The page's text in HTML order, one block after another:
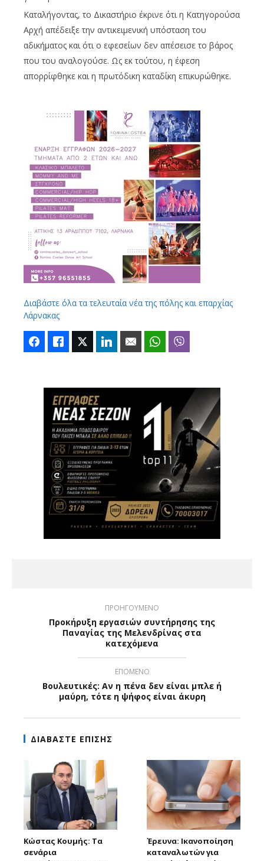
Καταλήγοντας, το Δικαστήριο έκρινε ότι η Κατηγορούσα
Αρχή απέδειξε την αντικειμενική υπόσταση του
αδικήματος και ότι ο εφεσείων δεν απέσεισε το βάρος
που του αναλογούσε. Ως εκ τούτου, η έφεση
απορρίφθηκε και η πρωτόδικη καταδίκη επικυρώθηκε.
Διαβάστε όλα τα τελευταία νέα της πόλης και επαρχίας
Λάρνακας
FacebookLike Twitter LinkedIn Email WhatsApp
ΠΡΟΗΓΟΥΜΕΝΟ
Προκήρυξη εργασιών συντήρησης της
Παναγίας της Μελενδρίνας στα
κατεχόμενα
ΕΠΟΜΕΝΟ
Βουλευτικές: Αν η πένα δεν είναι μπλε ή
μαύρη, τότε η ψήφος είναι άκυρη
ΔΙΑΒΑΣΤΕ ΕΠΙΣΗΣ
Κώστας Κουμής: Τα
σενάρια
Έρευνα: Ικανοποίηση
καταναλωτών για